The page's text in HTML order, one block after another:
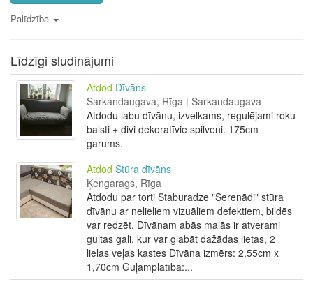
Palīdzība
Līdzīgi sludinājumi
Atdod Dīvāns
Sarkandaugava, Rīga | Sarkandaugava
Atdodu labu dīvānu, izvelkams, regulējami roku
balsti + divi dekoratīvie spilveni. 175cm
garums.
Atdod Stūra dīvāns
Ķengarags, Rīga
Atdodu par torti Staburadze "Serenādi" stūra
dīvānu ar nelieliem vizuāliem defektiem, bildēs
var redzēt. Dīvānam abās malās ir atverami
gultas gali, kur var glabāt dažādas lietas, 2
lielas veļas kastes Dīvāna izmērs: 2,55cm x
1,70cm Guļamplatība:...